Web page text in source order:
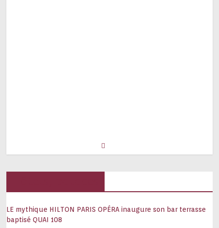
LE mythique HILTON PARIS OPÉRA inaugure son bar terrasse
baptisé QUAI 108